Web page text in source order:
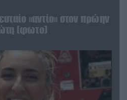
«αντίο» στον πρώην
(φωτο)